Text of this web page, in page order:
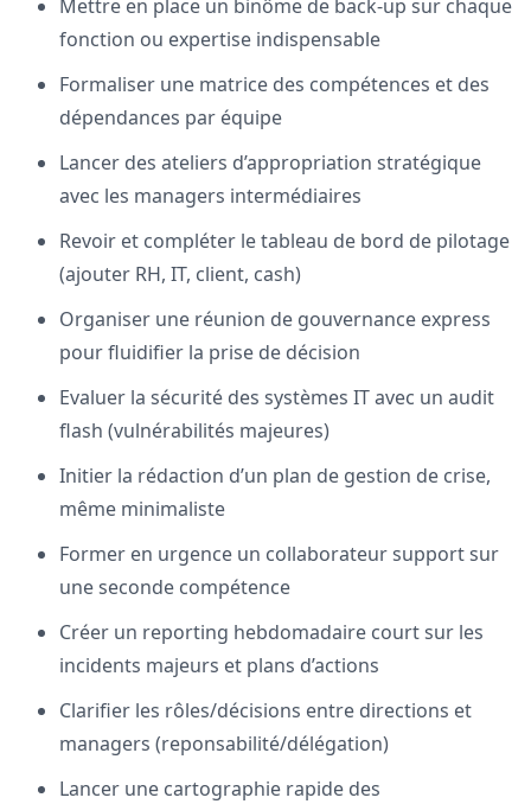
Mettre en place un binôme de back-up sur chaque
fonction ou expertise indispensable
Formaliser une matrice des compétences et des
dépendances par équipe
Lancer des ateliers d’appropriation stratégique
avec les managers intermédiaires
Revoir et compléter le tableau de bord de pilotage
(ajouter RH, IT, client, cash)
Organiser une réunion de gouvernance express
pour fluidifier la prise de décision
Evaluer la sécurité des systèmes IT avec un audit
flash (vulnérabilités majeures)
Initier la rédaction d’un plan de gestion de crise,
même minimaliste
Former en urgence un collaborateur support sur
une seconde compétence
Créer un reporting hebdomadaire court sur les
incidents majeurs et plans d’actions
Clarifier les rôles/décisions entre directions et
managers (reponsabilité/délégation)
Lancer une cartographie rapide des